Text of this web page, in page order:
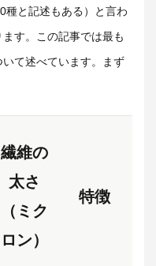
種と記述もある）と言わ
す。この記事では最も
て述べています。まず
繊維の
太さ
（ミク
ロン）
特徴